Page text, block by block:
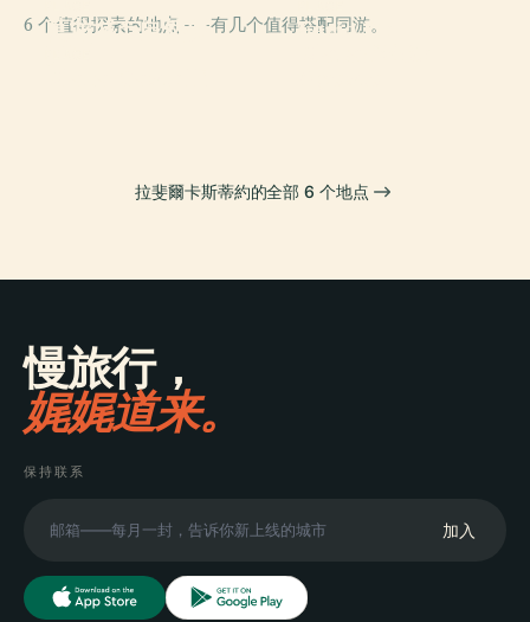
6 个值得探索的地点——有几个值得搭配同游。
莫龙城市自然保
Feria De
PLACE
拉斐爾卡斯蒂約的全部 6 个地点
慢旅行，
娓娓道来。
保持联系
加入